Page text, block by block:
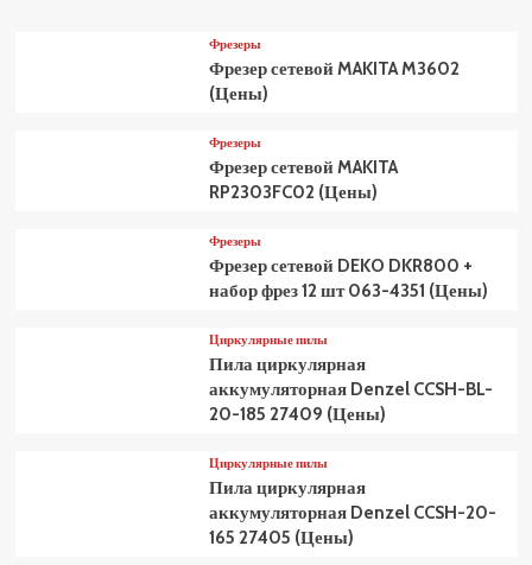
Фрезеры
Фрезер сетевой MAKITA M3602
(Цены)
Фрезеры
Фрезер сетевой MAKITA
RP2303FC02 (Цены)
Фрезеры
Фрезер сетевой DEKO DKR800 +
набор фрез 12 шт 063-4351 (Цены)
Циркулярные пилы
Пила циркулярная
аккумуляторная Denzel CCSH-BL-
20-185 27409 (Цены)
Циркулярные пилы
Пила циркулярная
аккумуляторная Denzel CCSH-20-
165 27405 (Цены)